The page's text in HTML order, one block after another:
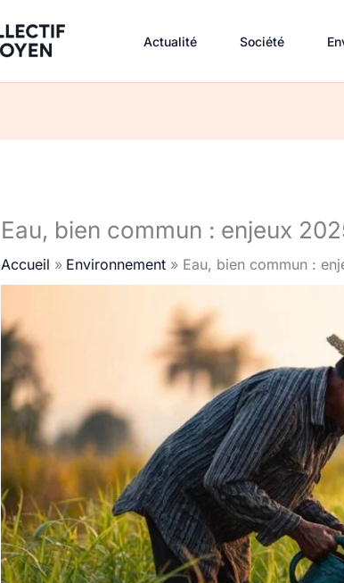
Actualité Société
Eau, bien commun : enjeux
Accueil Environnement Eau, bien commun :